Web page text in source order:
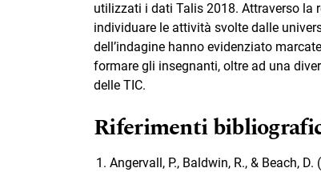
utilizzati i dati Talis 2018. Attraverso la
individuare le attività svolte dalle
dell’indagine hanno evidenziato
formare gli insegnanti, oltre ad una
delle TIC.
Riferimenti
Angervall, P., Baldwin, R., & Beach,